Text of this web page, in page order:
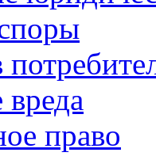
право